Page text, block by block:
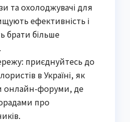
та охолоджувачі для
ефективність і
брати більше
приєднуйтесь до
в Україні, як
онлайн-форуми, де
про